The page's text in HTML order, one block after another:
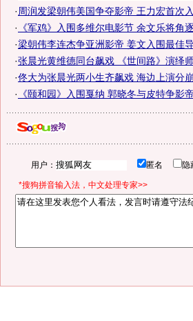
· 周润发梁朝伟美国争夺影帝 王力宏首次入
· 《军鸡》入围多维尔电影节 余文乐将角
·梁朝伟李连杰争亚洲影帝 姜文入围最佳导
·张晨光黄维德同台飙戏 《世间路》演绎
·佟大为张晨光两小生齐飙戏 海边上演分
· 《颐和园》入围戛纳 郭晓冬与皮特争影
用户： 匿名 隐
*搜狗拼音输入法，中文处理专家>>